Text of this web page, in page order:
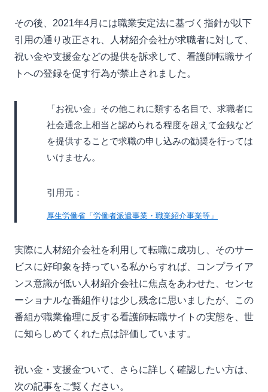
その後、2021年4月には職業安定法に基づく指針が以下
引用の通り改正され、人材紹介会社が求職者に対して、
祝い金や支援金などの提供を訴求して、看護師転職サイ
トへの登録を促す行為が禁止されました。
「お祝い金」その他これに類する名目で、求職者に
社会通念上相当と認められる程度を超えて金銭など
を提供することで求職の申し込みの勧奨を行っては
いけません。
引用元：
厚生労働省「労働者派遣事業・職業紹介事業等」
実際に人材紹介会社を利用して転職に成功し、そのサー
ビスに好印象を持っている私からすれば、コンプライア
ンス意識が低い人材紹介会社に焦点をあわせた、センセ
ーショナルな番組作りは少し残念に思いましたが、この
番組が職業倫理に反する看護師転職サイトの実態を、世
に知らしめてくれた点は評価しています。
祝い金・支援金ついて、さらに詳しく確認したい方は、
次の記事をご覧ください。